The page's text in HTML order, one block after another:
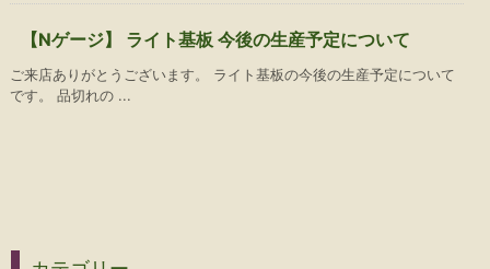
【Nゲージ】 ライト基板 今後の生産予定について
ご来店ありがとうございます。 ライト基板の今後の生産予定について
です。 品切れの ...